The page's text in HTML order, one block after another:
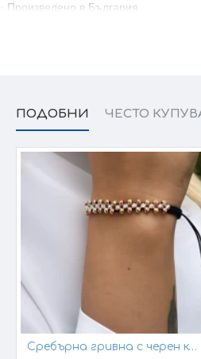
· Произведено в България
ПОДОБНИ ЧЕСТО
Сребърна гривна с черен конец и позлатени топчета